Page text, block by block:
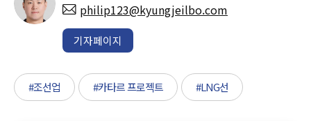
philip123@kyungjeilbo.com
기자페이지
#조선업 #카타르 프로젝트 #LNG선